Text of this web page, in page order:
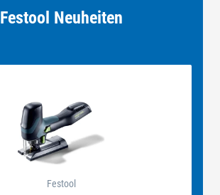
Festool Neuheiten
Festool